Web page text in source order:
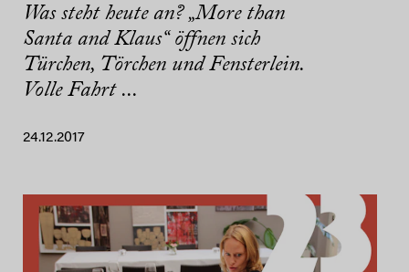
Was steht heute an? „More than
Santa and Klaus“ öffnen sich
Türchen, Törchen und Fensterlein.
Volle Fahrt ...
24.12.2017